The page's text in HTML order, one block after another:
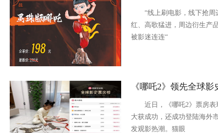
“线上刷电影，线下抢周
红、高歌猛进，周边衍生产
被影迷连连“
《哪吒2》领先全球
近日，《哪吒2》票房表
大获成功，还成功登陆海外
发观影热潮。猫眼